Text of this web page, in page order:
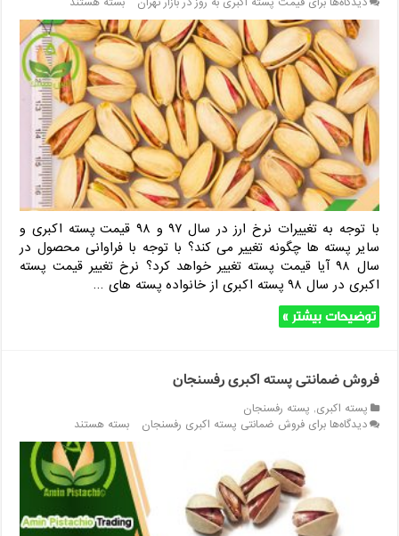
با توجه به تغییرات نرخ ارز در سال ۹۷ و ۹۸ قیمت پسته اکبری و
سایر پسته ها چگونه تغییر می کند؟ با توجه با فراوانی محصول در
سال ۹۸ آیا قیمت پسته تغییر خواهد کرد؟ نرخ تغییر قیمت پسته
اکبری در سال ۹۸ پسته اکبری از خانواده پسته های …
توضیحات بیشتر »
فروش ضمانتی پسته اکبری رفسنجان
پسته اکبری, پسته رفسنجان
دیدگاه‌هابرای فروش ضمانتی پسته اکبری رفسنجان بسته هستند